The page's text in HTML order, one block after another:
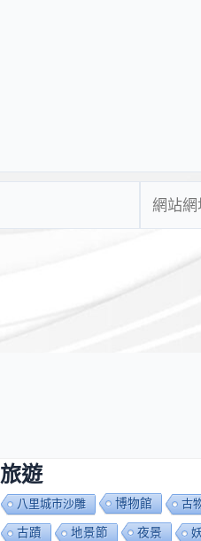
站
旅遊
八里城市沙雕 博物館 古
古蹟 地景節 夜景